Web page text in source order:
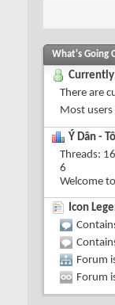
What's Going
There are
Most
Ý Dân -
Threads
6
Welcome
Icon
Forum
Forum